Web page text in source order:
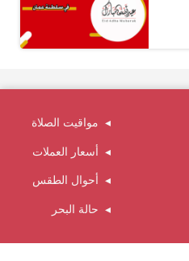
مواقيت الصلاة
أسعار العملات
أحوال الطقس
حالة البحر